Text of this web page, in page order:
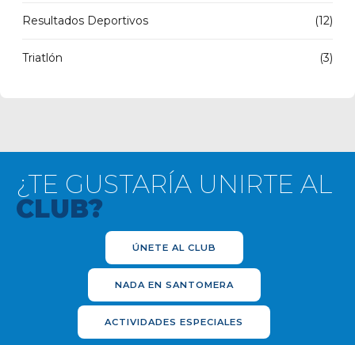
Resultados Deportivos (12)
Triatlón (3)
¿TE GUSTARÍA UNIRTE AL
CLUB?
ÚNETE AL CLUB
NADA EN SANTOMERA
ACTIVIDADES ESPECIALES